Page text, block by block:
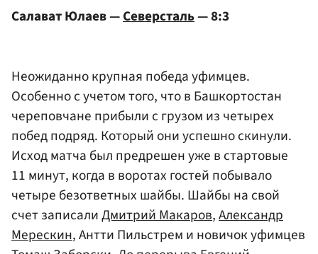
Салават Юлаев —Северсталь— 8:3
Неожиданно крупная победа уфимцев.
Особенно с учетом того, что в Башкортостан
череповчане прибыли с грузом из четырех
побед подряд. Который они успешно скинули.
Исход матча был предрешен уже в стартовые
11 минут, когда в воротах гостей побывало
четыре безответных шайбы. Шайбы на свой
счет записалиДмитрий Макаров,Александр
Мерескин, Антти Пильстрем и новичок уфимцев